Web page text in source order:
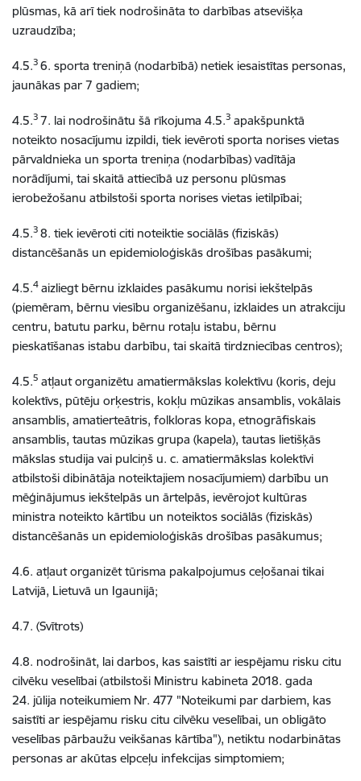
plūsmas, kā arī tiek nodrošināta to darbības atsevišķa
uzraudzība;
4.5.3 6. sporta treniņā (nodarbībā) netiek iesaistītas personas,
jaunākas par 7 gadiem;
4.5.3 7. lai nodrošinātu šā rīkojuma 4.5.3 apakšpunktā
noteikto nosacījumu izpildi, tiek ievēroti sporta norises vietas
pārvaldnieka un sporta treniņa (nodarbības) vadītāja
norādījumi, tai skaitā attiecībā uz personu plūsmas
ierobežošanu atbilstoši sporta norises vietas ietilpībai;
4.5.3 8. tiek ievēroti citi noteiktie sociālās (fiziskās)
distancēšanās un epidemioloģiskās drošības pasākumi;
4.5.4aizliegt bērnu izklaides pasākumu norisi iekštelpās
(piemēram, bērnu viesību organizēšanu, izklaides un atrakciju
centru, batutu parku, bērnu rotaļu istabu, bērnu
pieskatīšanas istabu darbību, tai skaitā tirdzniecības centros);
4.5.5 atļaut organizētu amatiermākslas kolektīvu (koris, deju
kolektīvs, pūtēju orķestris, kokļu mūzikas ansamblis, vokālais
ansamblis, amatierteātris, folkloras kopa, etnogrāfiskais
ansamblis, tautas mūzikas grupa (kapela), tautas lietišķās
mākslas studija vai pulciņš u. c. amatiermākslas kolektīvi
atbilstoši dibinātāja noteiktajiem nosacījumiem) darbību un
mēģinājumus iekštelpās un ārtelpās, ievērojot kultūras
ministra noteikto kārtību un noteiktos sociālās (fiziskās)
distancēšanās un epidemioloģiskās drošības pasākumus;
4.6. atļaut organizēt tūrisma pakalpojumus ceļošanai tikai
Latvijā, Lietuvā un Igaunijā;
4.7. (Svītrots)
4.8. nodrošināt, lai darbos, kas saistīti ar iespējamu risku citu
cilvēku veselībai (atbilstoši Ministru kabineta 2018. gada
24. jūlija noteikumiem Nr. 477 "Noteikumi par darbiem, kas
saistīti ar iespējamu risku citu cilvēku veselībai, un obligāto
veselības pārbaužu veikšanas kārtība"), netiktu nodarbinātas
personas ar akūtas elpceļu infekcijas simptomiem;